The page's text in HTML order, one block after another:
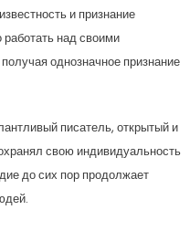
и признание
работать над своими
однозначное признание
писатель, открытый и
свою индивидуальность
до сих пор продолжает